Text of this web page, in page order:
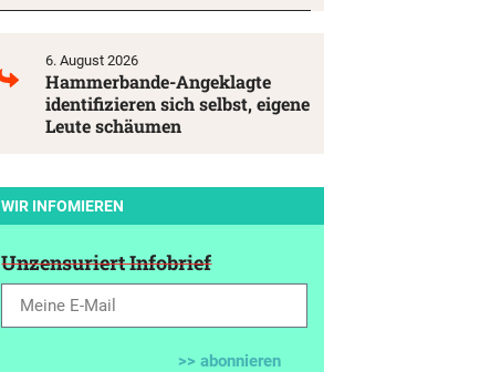
6. August 2026
Hammerbande-Angeklagte
identifizieren sich selbst, eigene
Leute schäumen
WIR INFOMIEREN
Unzensuriert Infobrief
>> abonnieren